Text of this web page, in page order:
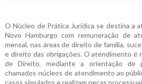
O Núcleo de Prática Jurídica se destina a
Novo Hamburgo com remuneração de
mensal, nas áreas de direito de família,
e direito das obrigações. O atendimento é
de Direito, mediante a orientação de
chamados núcleos de atendimento ao
casos simulados e realizam peças